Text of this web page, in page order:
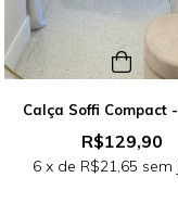
Calça Soffi Compact
R$129,90
6 x de R$21,65 sem